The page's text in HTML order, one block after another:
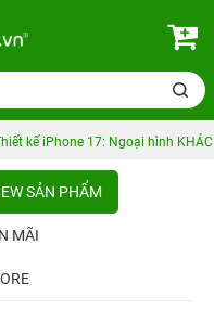
kế iPhone 17: Ngoại hình
SẢN PHẨM
MÃI